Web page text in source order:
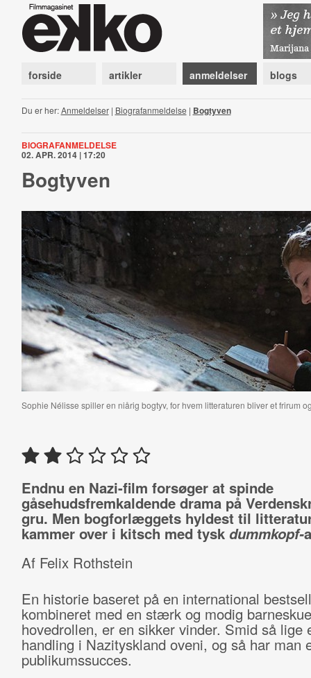
forside artikler anmeldelser blogs
Du er her:Anmeldelser| Biografanmeldelse | Bogtyven
BIOGRAFANMELDELSE
02. APR. 2014 | 17:20
Bogtyven
Sophie Nélisse spiller en niårig bogtyv, for hvem litteraturen bliver et frirum
Endnu en Nazi-film forsøger at spinde
gåsehudsfremkaldende drama på
gru. Men bogforlæggets hyldest til
kammer over i kitsch med tysk dummkopf-
Af Felix Rothstein
En historie baseret på en international
kombineret med en stærk og modig
hovedrollen, er en sikker vinder. Smid så lige
handling i Nazityskland oveni, og så har man
publikumssucces.